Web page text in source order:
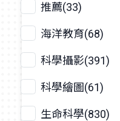
推薦(33)
海洋教育(68)
科學攝影(391)
科學繪圖(61)
生命科學(830)